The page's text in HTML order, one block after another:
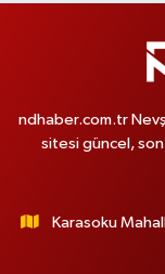
ndhaber.com.tr
sitesi güncel,
Karasoku